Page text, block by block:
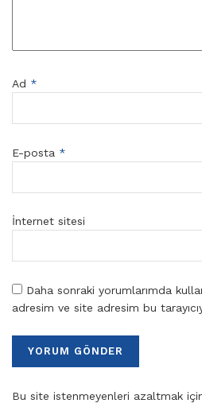
Ad *
E-posta *
İnternet sitesi
Daha sonraki yorumlarımda
adresim ve site adresim bu
Bu site istenmeyenleri azaltmak